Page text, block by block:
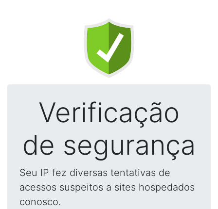
Verificação
de segurança
Seu IP fez diversas tentativas de
acessos suspeitos a sites hospedados
conosco.